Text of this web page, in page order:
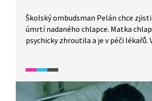
Školský ombudsman Pelán chce
úmrtí nadaného chlapce. Matka
psychicky zhroutila a je v péči lékařů.